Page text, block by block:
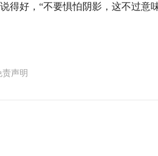
得好，“不要惧怕阴影，这不过意
责声明